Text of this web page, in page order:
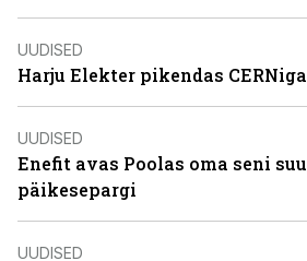
UUDISED
Harju Elekter pikendas
UUDISED
Enefit avas Poolas oma seni
päikesepargi
UUDISED